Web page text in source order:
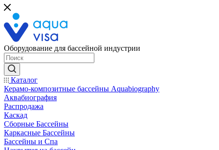
Оборудование для бассейной индустрии
Каталог
Керамо-композитные бассейны Aquabiography
Аквабиография
Распродажа
Каскад
Сборные Бассейны
Каркасные Бассейны
Бассейны и Спа